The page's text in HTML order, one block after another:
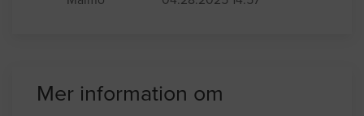
justeras. Både att linan har släppt och att